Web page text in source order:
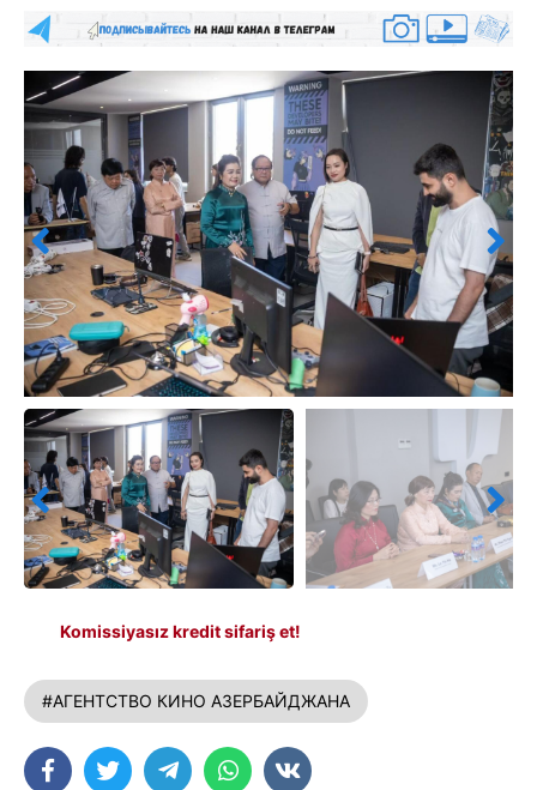
Komissiyasız kredit sifariş et!
#АГЕНТСТВО КИНО АЗЕРБАЙДЖАНА